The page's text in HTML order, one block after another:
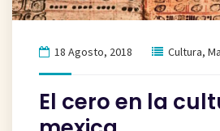
18 Agosto, 2018 Cultura,
El cero en la